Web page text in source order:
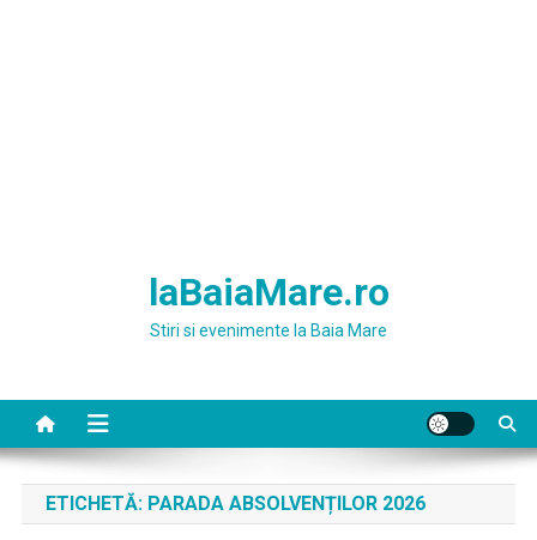
laBaiaMare.ro
Stiri si evenimente la Baia Mare
ETICHETĂ: PARADA ABSOLVENȚILOR 2026